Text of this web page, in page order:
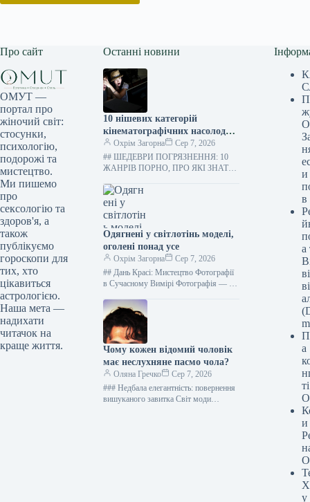
Про сайт
ОМУТ —
портал про
жіночий світ:
стосунки,
психологію,
подорожі та
мистецтво.
Ми пишемо
про
сексологію та
здоров'я, а
також
публікуємо
гороскопи для
тих, хто
цікавиться
астрологією.
Наша мета —
надихати
читачок на
краще життя.
Останні новини
10 нішевих категорій
кінематографічних насолод
відомих лише обраним
Охрім Загорна
Сер 7, 2026
## ШЕДЕВРИ ПОГРЯЗНЕННЯ: 10
ЖАНРІВ ПОРНО, ПРО ЯКІ ЗНАТИ
дні повний пласт культурних явищ,
котрий непогано…
Одягнені у світлотінь моделі,
оголені понад усе
Охрім Загорна
Сер 7, 2026
## Дань Красі: Мистецтво Фотографії
в Сучасному Вимірі Фотографія — це
витончена гра уяви,…
Чому кожен відомий чоловік
має неслухняне пасмо чола?
Оляна Гречко
Сер 7, 2026
### Недбала елегантність: повернення
вишуканого завитка Світ моди
и
в
а
а
и
у